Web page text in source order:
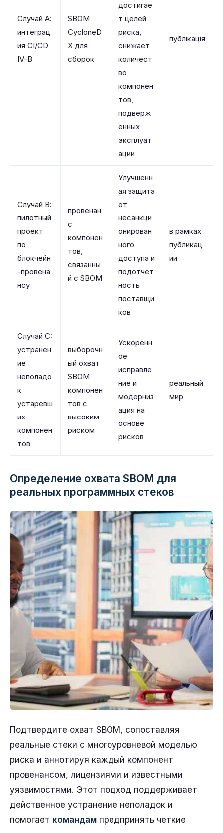
Случай A:
интеграц
ия CI/CD
IV-B
SBOM
CycloneD
X для
сборок
достигае
т целей
риска,
снижает
количест
во
компонен
тов,
подверж
енных
эксплуат
ации
публікація
Случай B:
пилотный
проект
по
блокчейн
-провена
нсу
провенан
с
компонен
тов,
связанны
й с SBOM
Улучшенн
ая защита
от
несанкци
онирован
ного
доступа и
подотчет
ность
поставщи
ков
в рамках
публикац
ии
Случай C:
устранен
ие
неполадо
к
устаревш
их
компонен
тов
выборочн
ый охват
SBOM
компонен
тов с
высоким
риском
Ускоренн
ое
исправле
ние и
модерниз
ация на
основе
рисков
реальный
мир
Определение охвата SBOM для
реальных программных стеков
Подтвердите охват SBOM, сопоставляя
реальные стеки с многоуровневой моделью
риска и аннотируя каждый компонент
провенансом, лицензиями и известными
уязвимостями. Этот подход поддерживает
действенное устранение неполадок и
помогает командам предпринять четкие